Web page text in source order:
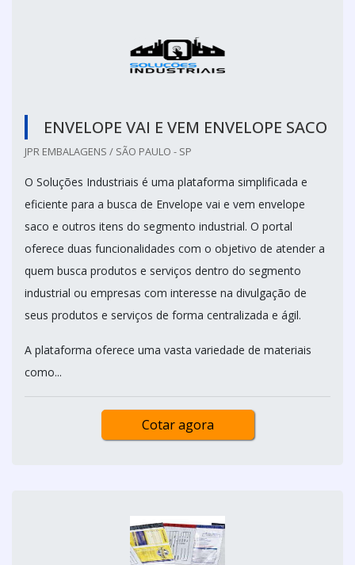
ENVELOPE VAI E VEM ENVELOPE SACO
JPR EMBALAGENS / SÃO PAULO - SP
O Soluções Industriais é uma plataforma simplificada e
eficiente para a busca de Envelope vai e vem envelope
saco e outros itens do segmento industrial. O portal
oferece duas funcionalidades com o objetivo de atender a
quem busca produtos e serviços dentro do segmento
industrial ou empresas com interesse na divulgação de
seus produtos e serviços de forma centralizada e ágil.
A plataforma oferece uma vasta variedade de materiais
como...
Cotar agora